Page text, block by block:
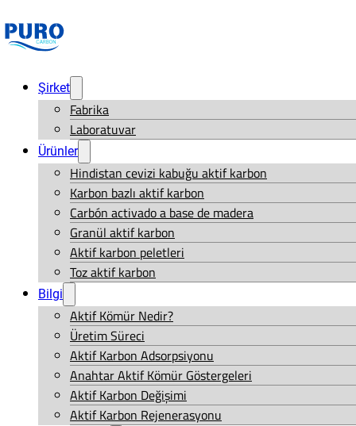
Şirket
Fabrika
Laboratuvar
Ürünler
Hindistan cevizi kabuğu aktif karbon
Karbon bazlı aktif karbon
Carbón activado a base de madera
Granül aktif karbon
Aktif karbon peletleri
Toz aktif karbon
Bilgi
Aktif Kömür Nedir?
Üretim Süreci
Aktif Karbon Adsorpsiyonu
Anahtar Aktif Kömür Göstergeleri
Aktif Karbon Değişimi
Aktif Karbon Rejenerasyonu